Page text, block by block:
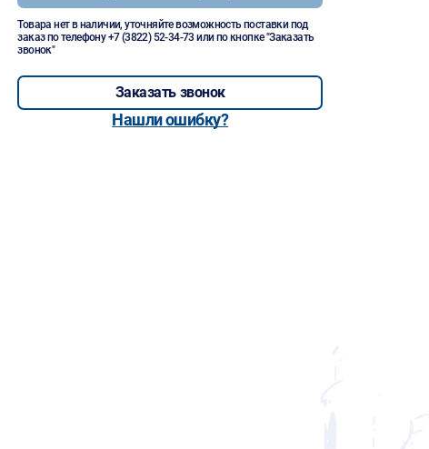
Товара нет в наличии, уточняйте возможность поставки под
заказ по телефону+7 (3822) 52-34-73 или по кнопке "Заказать
звонок"
Заказать звонок
Нашли ошибку?